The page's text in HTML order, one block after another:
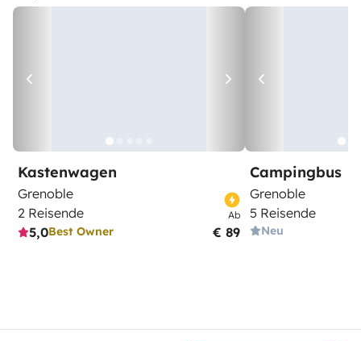
Kastenwagen
Grenoble
2 Reisende
5,0Best Owner
Ab
€ 89
Campingbus
Grenoble
5 Reisende
Neu